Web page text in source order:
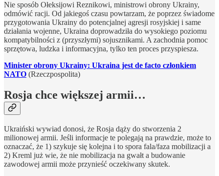
Nie sposób Ołeksijowi Reznikowi, ministrowi obrony Ukrainy,
odmówić racji. Od jakiegoś czasu powtarzam, że poprzez świadome
przygotowania Ukrainy do potencjalnej agresji rosyjskiej i same
działania wojenne, Ukraina doprowadziła do wysokiego poziomu
kompatybilności z (przyszłymi) sojusznikami. A zachodnia pomoc
sprzętowa, ludzka i informacyjna, tylko ten proces przyspiesza.
Minister obrony Ukrainy: Ukraina jest de facto członkiem
NATO (Rzeczpospolita)
Rosja chce większej armii…
Ukraiński wywiad donosi, że Rosja dąży do stworzenia 2
milionowej armii. Jeśli informacje te polegają na prawdzie, może to
oznaczać, że 1) szykuje się kolejna i to spora fala/faza mobilizacji a
2) Kreml już wie, że nie mobilizacja na gwałt a budowanie
zawodowej armii może przynieść oczekiwany skutek.